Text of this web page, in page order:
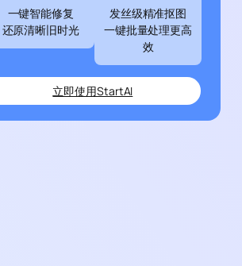
一键智能修复
还原清晰旧时光
发丝级精准抠图
一键批量处理更高
效
立即使用StartAI